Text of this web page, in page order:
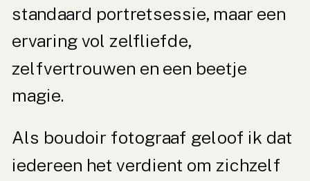
standaard portretsessie, maar een
ervaring vol zelfliefde,
zelfvertrouwen en een beetje
magie.
Als boudoir fotograaf geloof ik dat
iedereen het verdient om zichzelf